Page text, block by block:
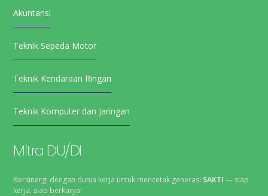
Akuntansi
Teknik Sepeda Motor
Teknik Kendaraan Ringan
Teknik Komputer dan Jaringan
Mitra DU/DI
Bersinergi dengan dunia kerja untuk mencetak generasi SAKTI — siap
kerja, siap berkarya!